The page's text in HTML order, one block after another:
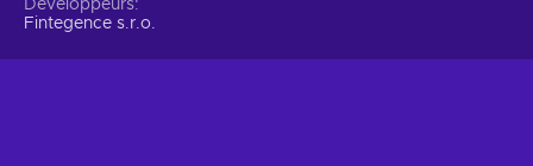
Développeurs
Fintegence s.r.o.